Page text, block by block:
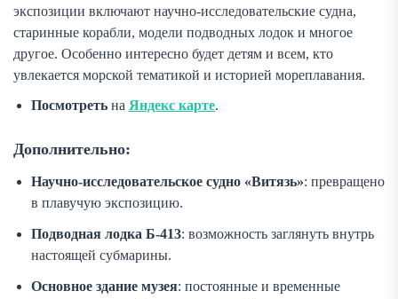
экспозиции включают научно-исследовательские судна,
старинные корабли, модели подводных лодок и многое
другое. Особенно интересно будет детям и всем, кто
увлекается морской тематикой и историей мореплавания.
Посмотреть на Яндекс карте.
Дополнительно:
Научно-исследовательское судно «Витязь»: превращено
в плавучую экспозицию.
Подводная лодка Б-413: возможность заглянуть внутрь
настоящей субмарины.
Основное здание музея: постоянные и временные